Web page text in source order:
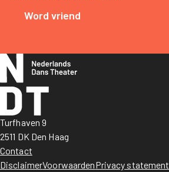
Word vriend
Turfhaven 9
2511 DK Den Haag
Contact
DisclaimerVoorwaardenPrivacy statement